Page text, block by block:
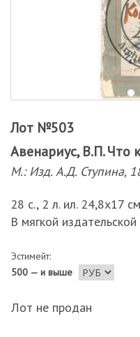
Лот №503
Авенариус, В.П. Что
М.: Изд. А.Д. Ступина,
28 с., 2 л. ил. 24,8х17
В мягкой
Эстимейт:
500 — и выше
Лот не продан